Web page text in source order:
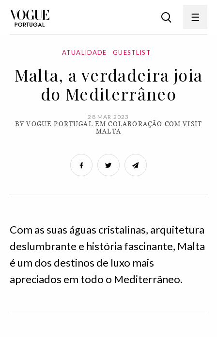
ATUALIDADE GUESTLIST
Malta, a verdadeira joia
do Mediterrâneo
28 MAR 2023
BY VOGUE PORTUGAL EM COLABORAÇÃO COM VISIT
MALTA
Com as suas águas cristalinas, arquitetura
deslumbrante e história fascinante, Malta
é um dos destinos de luxo mais
apreciados em todo o Mediterrâneo.